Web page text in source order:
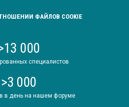
ФАЙЛОВ COOKIE
000
специалистов
>3 000
в день на нашем форуме